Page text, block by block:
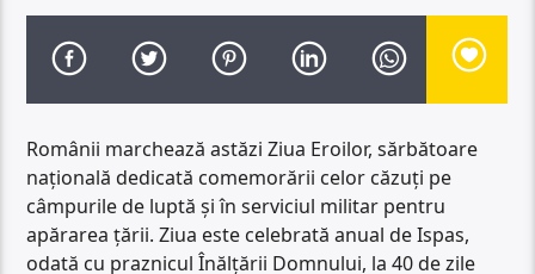
Românii marchează astăzi Ziua Eroilor, sărbătoare
națională dedicată comemorării celor căzuți pe
câmpurile de luptă și în serviciul militar pentru
apărarea țării. Ziua este celebrată anual de Ispas,
odată cu praznicul Înălțării Domnului, la 40 de zile